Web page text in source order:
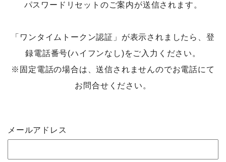
パスワードリセットのご案内が送信されます。
「ワンタイムトークン認証」が表示されましたら、登
録電話番号(ハイフンなし)をご入力ください。
※固定電話の場合は、送信されませんのでお電話にて
お問合せください。
メールアドレス